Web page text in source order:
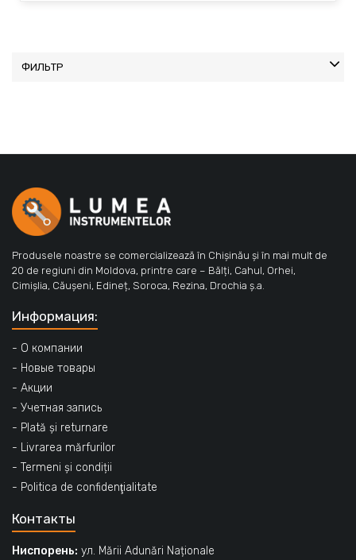
ФИЛЬТР
Produsele noastre se comercializează în Chișinău și în mai mult de
20 de regiuni din Moldova, printre care – Bălți, Cahul, Orhei,
Cimișlia, Căușeni, Edineț, Soroca, Rezina, Drochia ș.a.
Информация:
- О компании
- Новые товары
- Акции
- Учетная запись
- Plată și returnare
- Livrarea mărfurilor
- Termeni și condiții
- Politica de confidenţialitate
Контакты
Ниспорень: ул. Mării Adunări Naționale